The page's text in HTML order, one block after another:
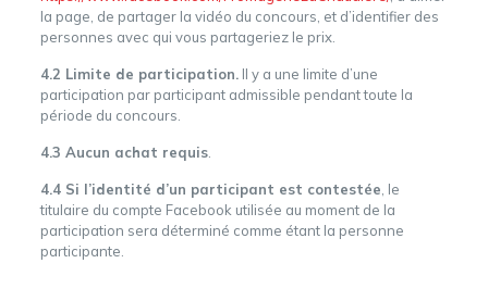
la page, de partager la vidéo du concours, et d’identifier des
personnes avec qui vous partageriez le prix.
4.2 Limite de participation.Il y a une limite d’une
participation par participant admissible pendant toute la
période du concours.
4.3 Aucun achat requis.
4.4 Si l’identité d’un participant est contestée , le
titulaire du compte Facebook utilisée au moment de la
participation sera déterminé comme étant la personne
participante.